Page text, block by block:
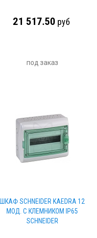
21 517.50 руб
под заказ
ШКАФ SCHNEIDER KAEDRA 12
МОД. С КЛЕМНИКОМ IP65
SCHNEIDER